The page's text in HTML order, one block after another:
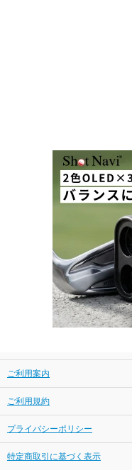
ご利用案内
ご利用規約
プライバシーポリシー
特定商取引に基づく表示